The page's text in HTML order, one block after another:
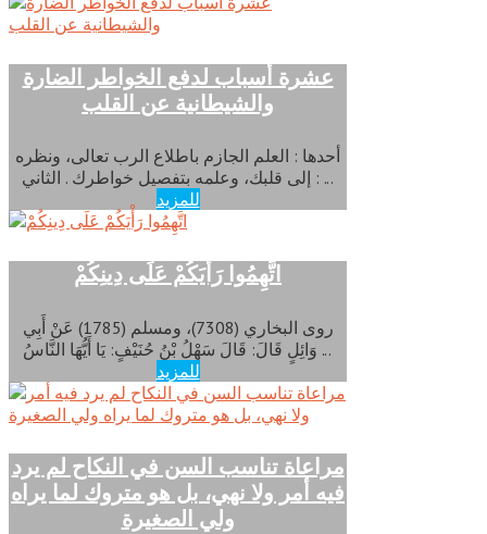
عشرة أسباب لدفع الخواطر الضارة
والشيطانية عن القلب
أحدها : العلم الجازم باطلاع الرب تعالى، ونظره
إلى قلبك، وعلمه بتفصيل خواطرك . الثاني : ...
للمزيد
اتَّهِمُوا رَأْيَكُمْ عَلَى دِينِكُمْ
روى البخاري (7308)، ومسلم (1785) عَنْ أَبِي
وَائِلٍ قَالَ: قَالَ سَهْلُ بْنُ حُنَيْفٍ: يَا أَيُّهَا النَّاسُ ...
للمزيد
مراعاة تناسب السن في النكاح لم يرد
فيه أمر ولا نهي، بل هو متروك لما يراه
ولي الصغيرة